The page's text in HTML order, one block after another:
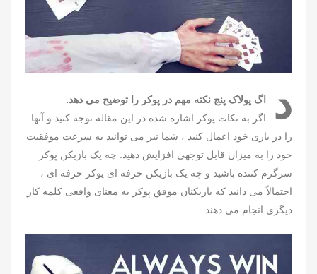
د
اگ پولاک پنج نکته مهم در پوکر را توضیح می دهد.
اگر به نکات پوکر اشاره شده در این مقاله توجه کنید و آنها
را در بازی خود اعمال کنید ، شما نیز می توانید به سرعت موفقیت
خود را به میزان قابل توجهی افزایش دهید. چه یک بازیکن پوکر
سرگرم کننده باشید و چه یک بازیکن حرفه ای پوکر حرفه ای ،
احتمالاً می دانید که بازیکنان موفق پوکر به معنای واقعی کلمه کار
دیگری انجام می دهند.